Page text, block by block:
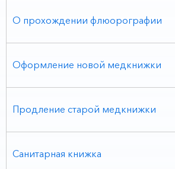
О прохождении флюорографии
Оформление новой медкнижки
Продление старой медкнижки
Санитарная книжка